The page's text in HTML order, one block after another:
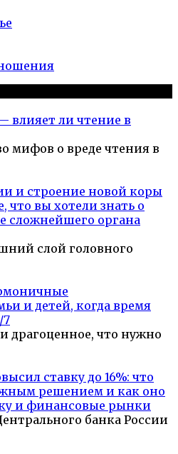
влияет ли чтение в
мифов о вреде чтения в
и строение новой коры
что вы хотели знать о
сложнейшего органа
слой головного
и детей, когда время
7
драгоценное, что нужно
ставку до 16%: что
решением и как оно
и финансовые рынки
банка России